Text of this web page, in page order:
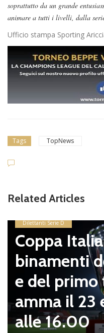
soprattutto da un grande
animare a tutti i livelli, dalla
Ufficio stampa Sporting
Tags TopNews
Related Articles
Dilettanti Serie D
Coppa
binamenti
e del
amma il 23
alle 16.00